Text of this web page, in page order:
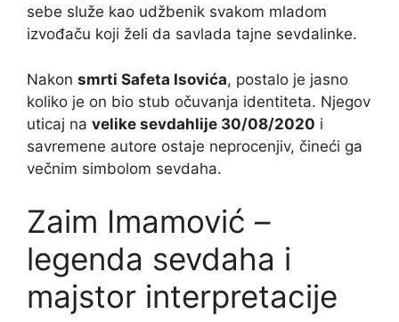
sebe služe kao udžbenik svakom mladom
izvođaču koji želi da savlada tajne sevdalinke.
Nakon smrti Safeta Isovića, postalo je jasno
koliko je on bio stub očuvanja identiteta. Njegov
uticaj na velike sevdahlije 30/08/2020 i
savremene autore ostaje neprocenjiv, čineći ga
večnim simbolom sevdaha.
Zaim Imamović –
legenda sevdaha i
majstor interpretacije